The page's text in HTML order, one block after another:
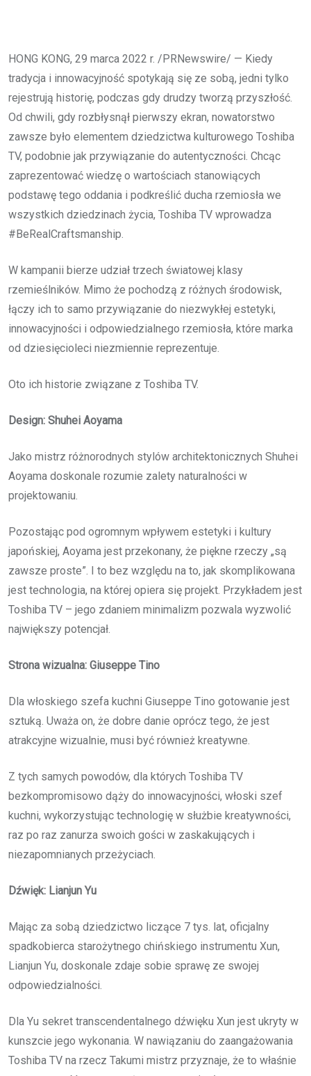
HONG KONG, 29 marca 2022 r. /PRNewswire/ — Kiedy
tradycja i innowacyjność spotykają się ze sobą, jedni tylko
rejestrują historię, podczas gdy drudzy tworzą przyszłość.
Od chwili, gdy rozbłysnął pierwszy ekran, nowatorstwo
zawsze było elementem dziedzictwa kulturowego Toshiba
TV, podobnie jak przywiązanie do autentyczności. Chcąc
zaprezentować wiedzę o wartościach stanowiących
podstawę tego oddania i podkreślić ducha rzemiosła we
wszystkich dziedzinach życia, Toshiba TV wprowadza
#BeRealCraftsmanship.
W kampanii bierze udział trzech światowej klasy
rzemieślników. Mimo że pochodzą z różnych środowisk,
łączy ich to samo przywiązanie do niezwykłej estetyki,
innowacyjności i odpowiedzialnego rzemiosła, które marka
od dziesięcioleci niezmiennie reprezentuje.
Oto ich historie związane z Toshiba TV.
Design: Shuhei Aoyama
Jako mistrz różnorodnych stylów architektonicznych Shuhei
Aoyama doskonale rozumie zalety naturalności w
projektowaniu.
Pozostając pod ogromnym wpływem estetyki i kultury
japońskiej, Aoyama jest przekonany, że piękne rzeczy „są
zawsze proste”. I to bez względu na to, jak skomplikowana
jest technologia, na której opiera się projekt. Przykładem jest
Toshiba TV – jego zdaniem minimalizm pozwala wyzwolić
największy potencjał.
Strona wizualna: Giuseppe Tino
Dla włoskiego szefa kuchni Giuseppe Tino gotowanie jest
sztuką. Uważa on, że dobre danie oprócz tego, że jest
atrakcyjne wizualnie, musi być również kreatywne.
Z tych samych powodów, dla których Toshiba TV
bezkompromisowo dąży do innowacyjności, włoski szef
kuchni, wykorzystując technologię w służbie kreatywności,
raz po raz zanurza swoich gości w zaskakujących i
niezapomnianych przeżyciach.
Dźwięk: Lianjun Yu
Mając za sobą dziedzictwo liczące 7 tys. lat, oficjalny
spadkobierca starożytnego chińskiego instrumentu Xun,
Lianjun Yu, doskonale zdaje sobie sprawę ze swojej
odpowiedzialności.
Dla Yu sekret transcendentalnego dźwięku Xun jest ukryty w
kunszcie jego wykonania. W nawiązaniu do zaangażowania
Toshiba TV na rzecz Takumi mistrz przyznaje, że to właśnie